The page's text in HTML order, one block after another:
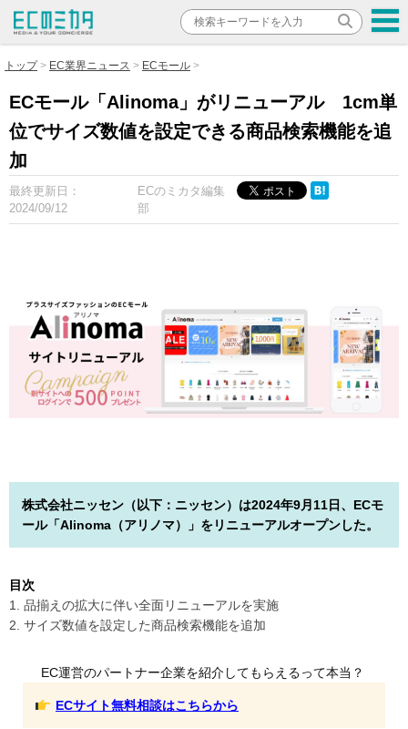
トップ EC業界ニュース ECモール
ECモール「Alinoma」がリニューアル 1cm単
位でサイズ数値を設定できる商品検索機能を追
加
最終更新日：
2024/09/12
ECのミカタ編集
部
株式会社ニッセン（以下：ニッセン）は2024年9月11日、ECモ
ール「Alinoma（アリノマ）」をリニューアルオープンした。
目次
1. 品揃えの拡大に伴い全面リニューアルを実施
2. サイズ数値を設定した商品検索機能を追加
EC運営のパートナー企業を紹介してもらえるって本当？
ECサイト無料相談はこちらから